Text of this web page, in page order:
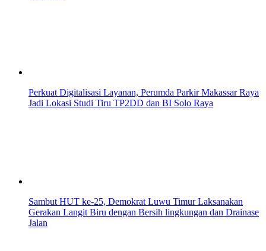
Perkuat Digitalisasi Layanan, Perumda Parkir Makassar Raya
Jadi Lokasi Studi Tiru TP2DD dan BI Solo Raya
Sambut HUT ke-25, Demokrat Luwu Timur Laksanakan
Gerakan Langit Biru dengan Bersih lingkungan dan Drainase
Jalan